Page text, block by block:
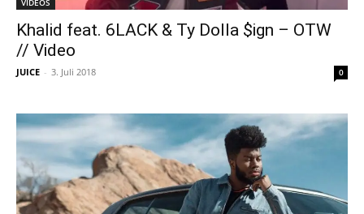
VIDEOS
Khalid feat. 6LACK & Ty Dolla $ign – OTW
// Video
JUICE - 3. Juli 2018 0